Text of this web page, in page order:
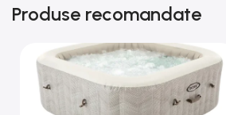
Produse recomandate